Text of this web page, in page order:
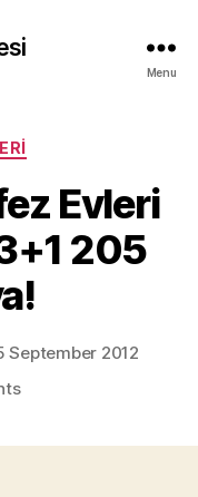
Menu
Evleri
205
September 2012
on